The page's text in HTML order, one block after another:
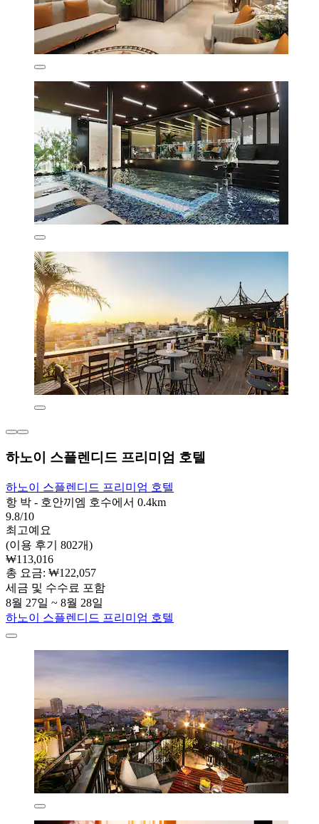
하노이 스플렌디드 프리미엄 호텔
하노이 스플렌디드 프리미엄 호텔
항 박 - 호안끼엠 호수에서 0.4km
9.8/10
최고예요
(이용 후기 802개)
₩113,016
총 요금: ₩122,057
세금 및 수수료 포함
8월 27일 ~ 8월 28일
하노이 스플렌디드 프리미엄 호텔